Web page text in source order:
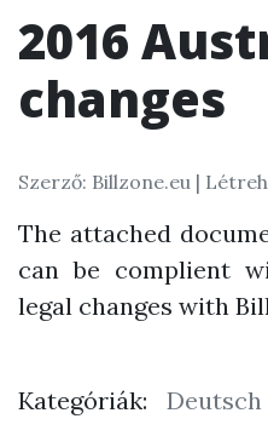
2016
changes
Szerző: Billzone.eu |
The attached
can be complient
legal changes with
Kategóriák: Deutsch